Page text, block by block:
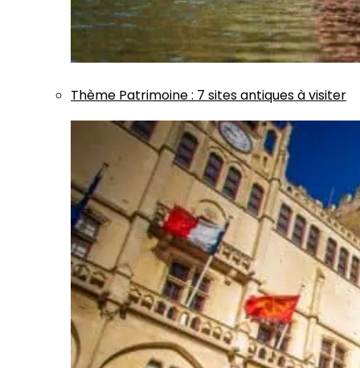
Thème Patrimoine: 7 sites antiques à visiter